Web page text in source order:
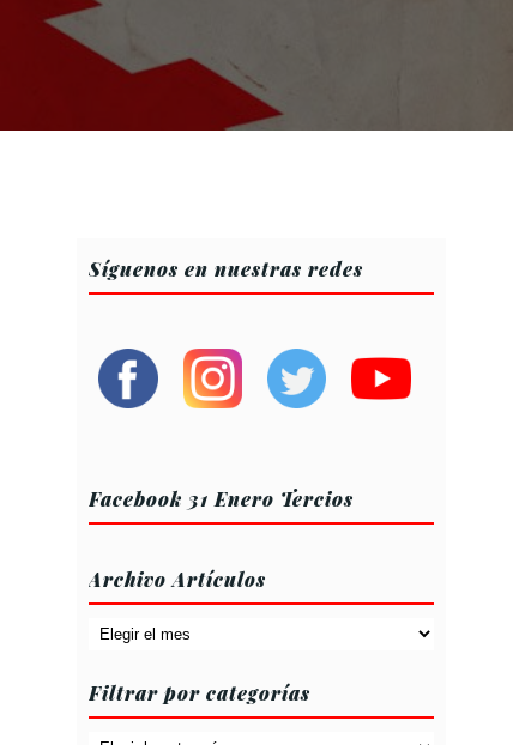
Síguenos en nuestras redes
Facebook 31 Enero Tercios
Archivo Artículos
Archivo
Filtrar por categorías